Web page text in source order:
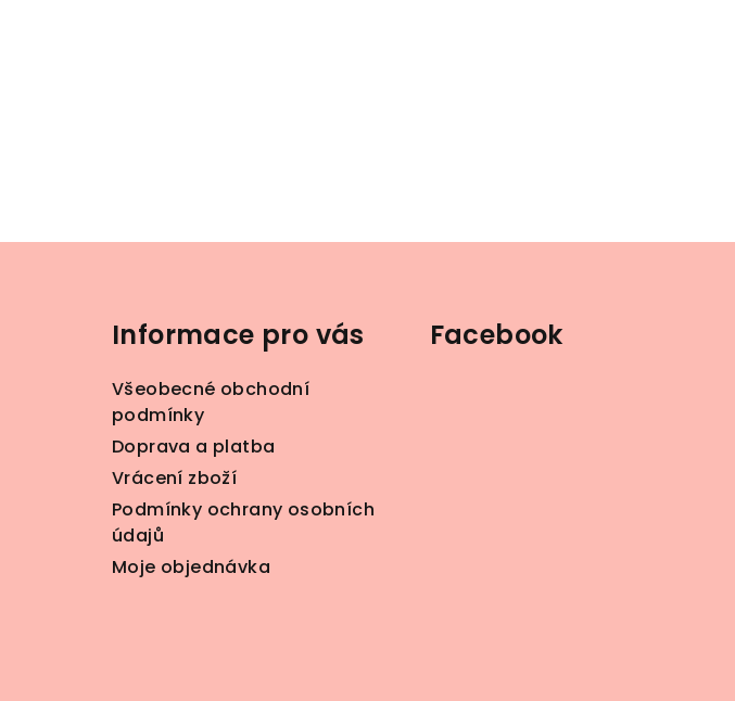
Informace pro vás
Všeobecné obchodní
podmínky
Doprava a platba
Vrácení zboží
Podmínky ochrany osobních
údajů
Moje objednávka
Facebook